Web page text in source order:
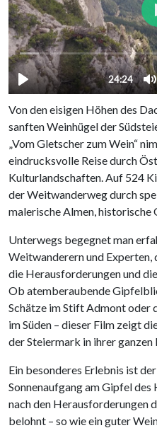
Vom Gletscher
Von den eisigen Höhen des
sanften Weinhügel der
„Vom Gletscher zum Wein“
eindrucksvolle Reise durch
Kulturlandschaften. Auf 524
der Weitwanderweg durch
malerische Almen,
Unterwegs begegnet man
Weitwanderern und
die Herausforderungen und
Ob atemberaubende
Schätze im Stift Admont
im Süden – dieser Film zeigt
der Steiermark in ihrer ganzen
Ein besonderes Erlebnis ist
Sonnenaufgang am Gipfel
nach den Herausforderungen
belohnt – so wie ein guter